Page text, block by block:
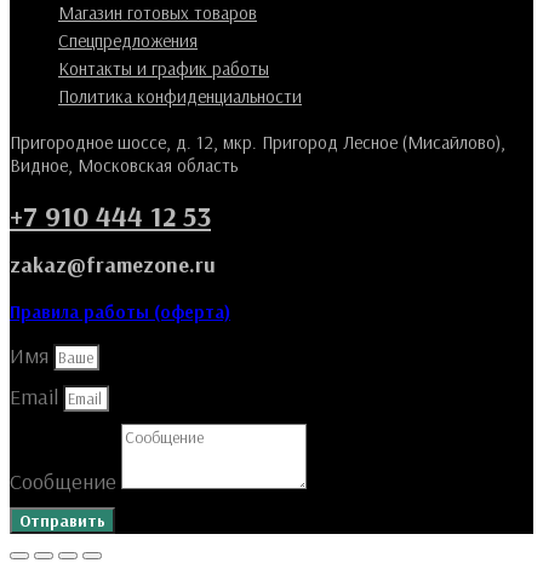
Магазин готовых товаров
Спецпредложения
Контакты и график работы
Политика конфиденциальности
Пригородное шоссе, д. 12, мкр. Пригород Лесное (Мисайлово),
Видное, Московская область
+7 910 444 12 53
zakaz@framezone.ru
Правила работы (оферта)
Имя
Email
Сообщение
Отправить